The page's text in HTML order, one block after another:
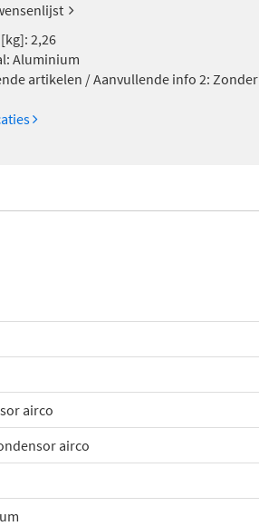
2,26
Aluminium
artikelen / Aanvullende info 2: Zonder
airco
airco